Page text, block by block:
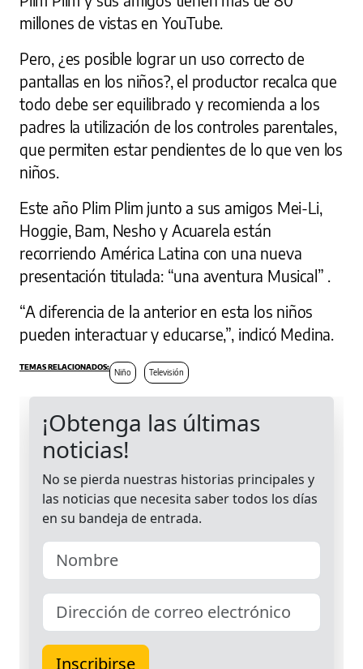
millones de vistas en YouTube.
Pero, ¿es posible lograr un uso correcto de
pantallas en los niños?, el productor recalca que
todo debe ser equilibrado y recomienda a los
padres la utilización de los controles parentales,
que permiten estar pendientes de lo que ven los
niños.
Este año Plim Plim junto a sus amigos Mei-Li,
Hoggie, Bam, Nesho y Acuarela están
recorriendo América Latina con una nueva
presentación titulada: “una aventura Musical” .
“A diferencia de la anterior en esta los niños
pueden interactuar y educarse,”, indicó Medina.
Niño Televisión